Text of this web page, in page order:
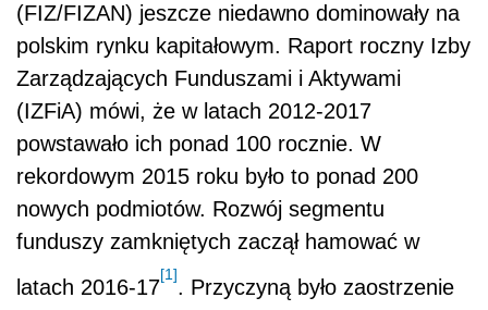
(FIZ/FIZAN) jeszcze niedawno dominowały na
polskim rynku kapitałowym. Raport roczny Izby
Zarządzających Funduszami i Aktywami
(IZFiA) mówi, że w latach 2012-2017
powstawało ich ponad 100 rocznie. W
rekordowym 2015 roku było to ponad 200
nowych podmiotów. Rozwój segmentu
funduszy zamkniętych zaczął hamować w
latach 2016-17
[1]
. Przyczyną było zaostrzenie